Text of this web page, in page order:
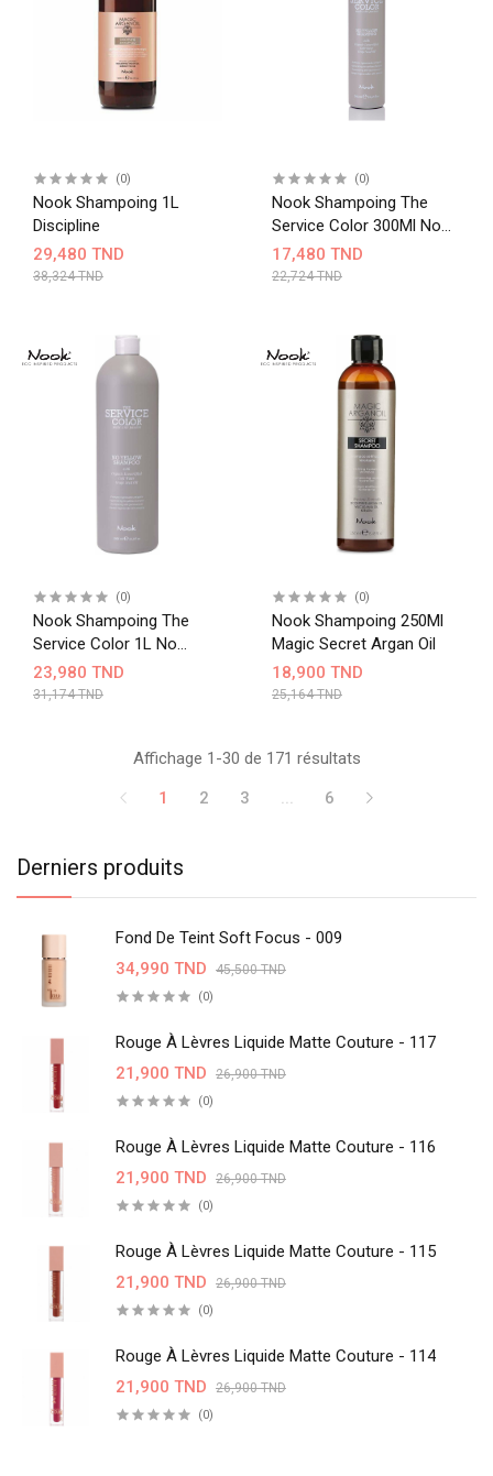
Derniers produits
Fond De Teint Soft Focus - 009
34,990 TND
45,500 TND
(0)
Rouge À Lèvres Liquide Matte Couture - 117
21,900 TND
26,900 TND
(0)
Rouge À Lèvres Liquide Matte Couture - 116
21,900 TND
26,900 TND
(0)
Rouge À Lèvres Liquide Matte Couture - 115
21,900 TND
26,900 TND
(0)
Rouge À Lèvres Liquide Matte Couture - 114
21,900 TND
26,900 TND
(0)
(0)
Nook Shampoing 1L
Discipline
29,480 TND
38,324 TND
(0)
Nook Shampoing The
Service Color 300Ml No
Yellow
17,480 TND
22,724 TND
(0)
Nook Shampoing The
Service Color 1L No
Yellow
23,980 TND
31,174 TND
(0)
Nook Shampoing 250Ml
Magic Secret Argan Oil
18,900 TND
25,164 TND
Affichage 1-30 de 171 résultats
1
2 3 ... 6